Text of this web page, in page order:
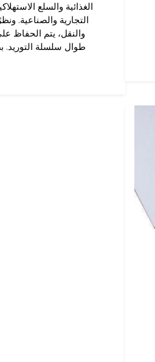
الغذائية والسلع
التجارية والصناعية.
والنقل، يتم الحفاظ
طوال سلسلة التوريد.